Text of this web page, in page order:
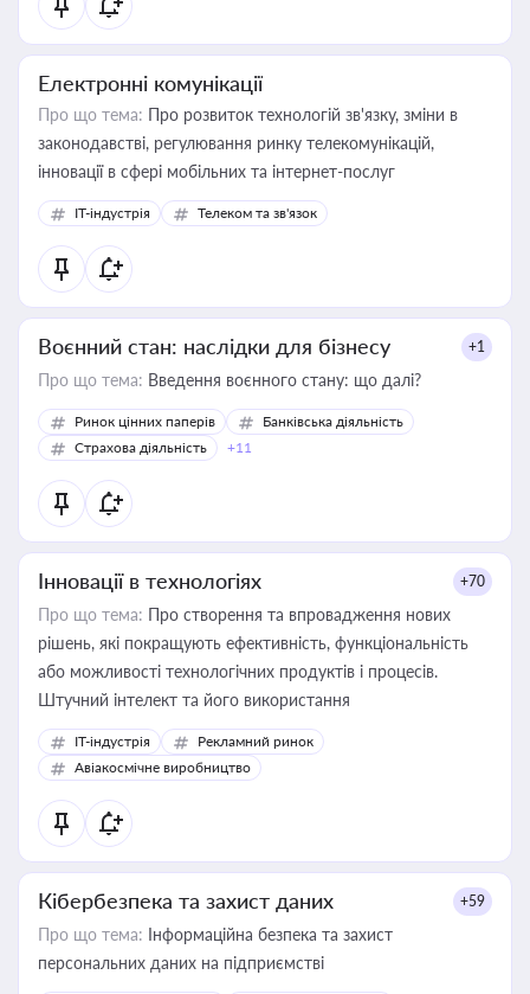
Електронні комунікації
Про що тема: Про розвиток технологій зв'язку, зміни в
законодавстві, регулювання ринку телекомунікацій,
інновації в сфері мобільних та інтернет-послуг
IT-індустрія Телеком та зв'язок
Воєнний стан: наслідки для бізнесу +1
Про що тема: Введення воєнного стану: що далі?
Ринок цінних паперів
Банківська діяльність
Страхова діяльність
+11
Інновації в технологіях +70
Про що тема: Про створення та впровадження нових
рішень, які покращують ефективність, функціональність
або можливості технологічних продуктів і процесів.
Штучний інтелект та його використання
IT-індустрія
Рекламний ринок
Авіакосмічне виробництво
Кібербезпека та захист даних +59
Про що тема: Інформаційна безпека та захист
персональних даних на підприємстві